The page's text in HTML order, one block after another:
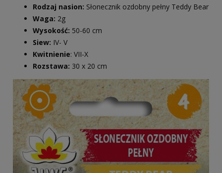
Rodzaj nasion: Słonecznik ozdobny pełny Teddy Bear
Waga: 2g
Wysokość: 50-60 cm
Siew: IV- V
Kwitnienie: VII-X
Rozstawa: 30 x 20 cm